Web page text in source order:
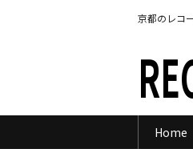
京都のレコ
Home